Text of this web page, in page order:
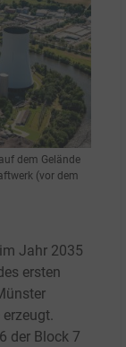
dem Gelände
(vor dem
Jahr 2035
ersten
der Block 7